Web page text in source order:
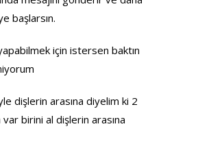
başlarsın.
için istersen baktın
dişlerin arasına diyelim ki 2
birini al dişlerin arasına